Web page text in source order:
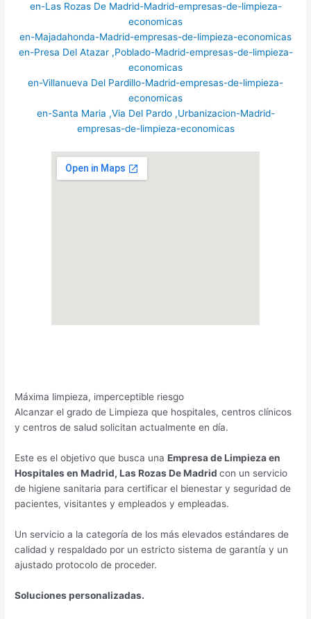
en-Las Rozas De Madrid-Madrid-empresas-de-limpieza-
economicas
en-Majadahonda-Madrid-empresas-de-limpieza-economicas
en-Presa Del Atazar ,Poblado-Madrid-empresas-de-limpieza-
economicas
en-Villanueva Del Pardillo-Madrid-empresas-de-limpieza-
economicas
en-Santa Maria ,Via Del Pardo ,Urbanizacion-Madrid-
empresas-de-limpieza-economicas
Máxima limpieza, imperceptible riesgo
Alcanzar el grado de Limpieza que hospitales, centros clínicos
y centros de salud solicitan actualmente en día.
Este es el objetivo que busca unaEmpresa de Limpieza en
Hospitales en Madrid, Las Rozas De Madridcon un servicio
de higiene sanitaria para certificar el bienestar y seguridad de
pacientes, visitantes y empleados y empleadas.
Un servicio a la categoría de los más elevados estándares de
calidad y respaldado por un estricto sistema de garantía y un
ajustado protocolo de proceder.
Soluciones personalizadas.